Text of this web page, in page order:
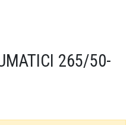
265/50-